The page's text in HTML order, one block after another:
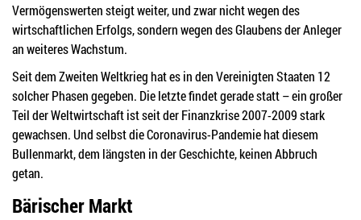
Vermögenswerten steigt weiter, und zwar nicht wegen des
wirtschaftlichen Erfolgs, sondern wegen des Glaubens der Anleger
an weiteres Wachstum.
Seit dem Zweiten Weltkrieg hat es in den Vereinigten Staaten 12
solcher Phasen gegeben. Die letzte findet gerade statt – ein großer
Teil der Weltwirtschaft ist seit der Finanzkrise 2007-2009 stark
gewachsen. Und selbst die Coronavirus-Pandemie hat diesem
Bullenmarkt, dem längsten in der Geschichte, keinen Abbruch
getan.
Bärischer Markt